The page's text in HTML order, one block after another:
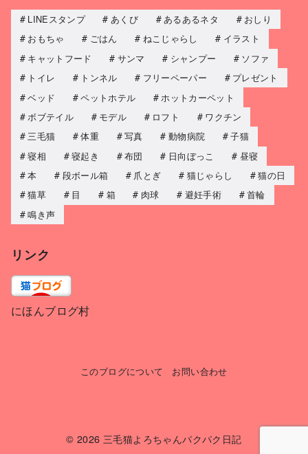
LINEスタンプ あくび あるあるネタ
おしり
おもちゃ
ごはん ねこじゃらし
イラスト
キャットフード
サンマ シャンプー
ソファ
トイレ
トンネル フリーペーパー
プレゼント
ベッド
ペットホテル
ホットカーペット
ボブテイル
モデル ロフト
ワクチン
三毛猫
体重 写真 動物病院
子猫
寝相
寝起き 布団 日向ぼっこ
昼寝
本
段ボール箱 爪とぎ 猫じゃらし
猫の日
猫草
目 箱 肉球 避妊手術
首輪
鳴き声
リンク
にほんブログ村
このブログについて お問い合わせ
© 2026三毛猫よろちゃんパクパク日記